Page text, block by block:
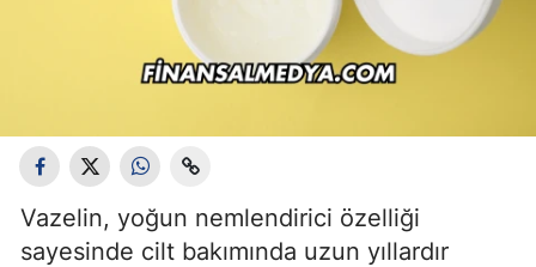
Vazelin, yoğun nemlendirici özelliği
sayesinde cilt bakımında uzun yıllardır